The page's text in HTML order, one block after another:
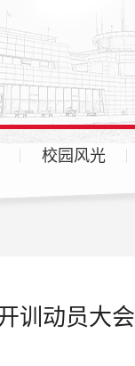
校园风光
训动员大会